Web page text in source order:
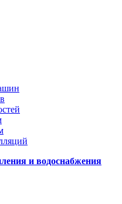
и водоснабжения